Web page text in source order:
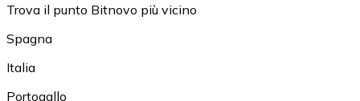
Trova il punto Bitnovo più vicino
Spagna
Italia
Portogallo